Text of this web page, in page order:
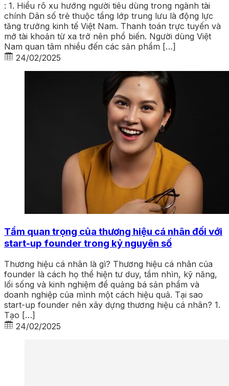
: 1. Hiểu rõ xu hướng người tiêu dùng trong ngành tài
chính Dân số trẻ thuộc tầng lớp trung lưu là động lực
tăng trưởng kinh tế Việt Nam. Thanh toán trực tuyến và
mở tài khoản từ xa trở nên phổ biến. Người dùng Việt
Nam quan tâm nhiều đến các sản phẩm […]
24/02/2025
Tầm quan trọng của thương hiệu cá nhân đối với
start-up founder trong kỷ nguyên số
Thương hiệu cá nhân là gì? Thương hiệu cá nhân của
founder là cách họ thể hiện tư duy, tầm nhìn, kỹ năng,
lối sống và kinh nghiệm để quảng bá sản phẩm và
doanh nghiệp của mình một cách hiệu quả. Tại sao
start-up founder nên xây dựng thương hiệu cá nhân? 1.
Tạo […]
24/02/2025